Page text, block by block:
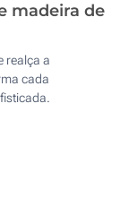
madeira de
realça a
cada